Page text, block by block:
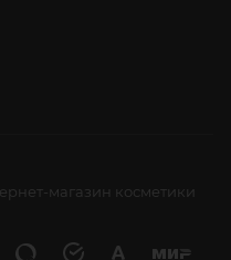
магазин косметики